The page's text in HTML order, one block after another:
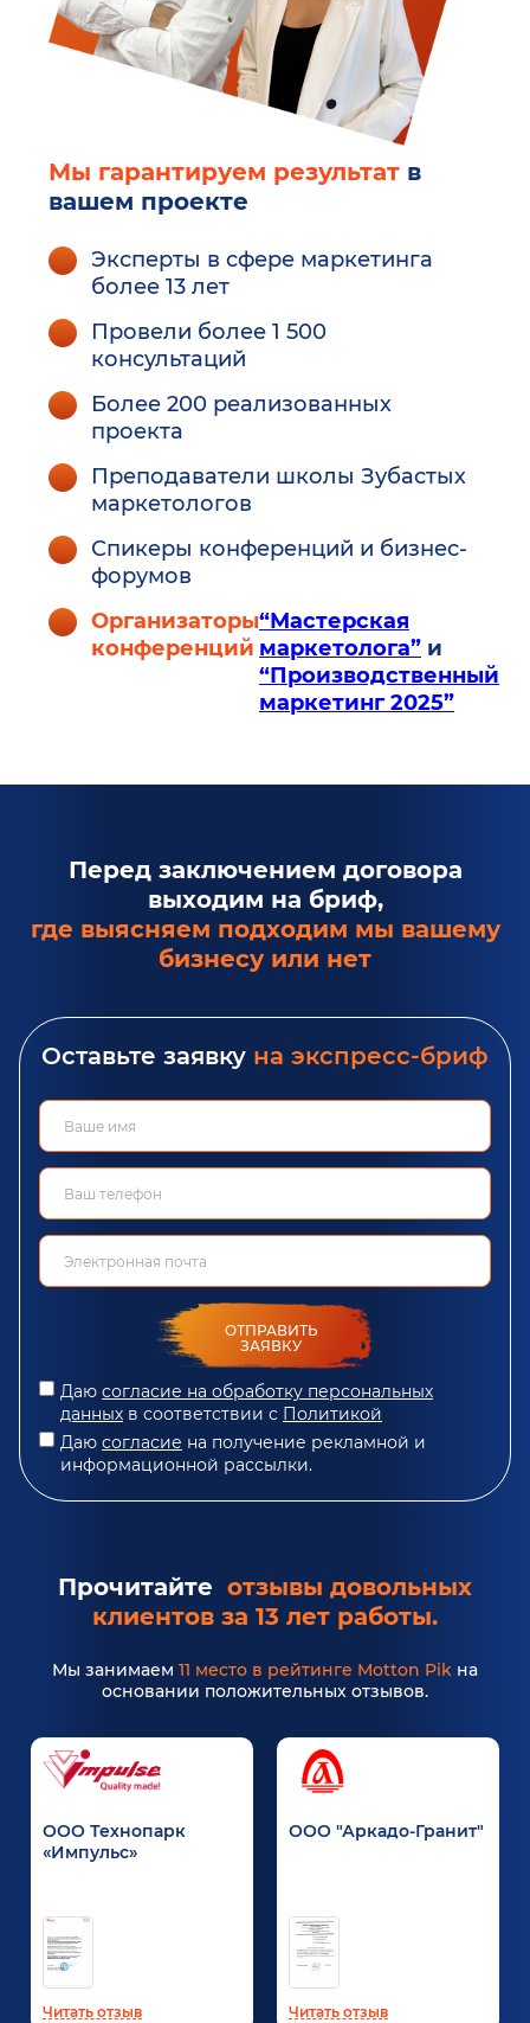
Мы гарантируем результат в
вашем проекте
Эксперты в сфере маркетинга
более 13 лет
Провели более 1 500
консультаций
Более 200 реализованных
проекта
Преподаватели школы Зубастых
маркетологов
Спикеры конференций и бизнес-
форумов
Организаторы
конференций
“Мастерская
маркетолога” и
“Производственный
маркетинг 2025”
Перед заключением договора
выходим на бриф,
где выясняем подходим мы вашему
бизнесу или нет
Оставьте заявку на экспресс-бриф
ОТПРАВИТЬ
ЗАЯВКУ
Даю согласие на обработку персональных
данных в соответствии с Политикой
Даю согласие на получение рекламной и
информационной рассылки.
Прочитайте отзывы довольных
клиентов за 13 лет работы.
Мы занимаем 11 место в рейтинге Motton Pik на
основании положительных отзывов.
ООО Технопарк
«Импульс»
Читать отзыв
ООО "Аркадо-Гранит"
Читать отзыв